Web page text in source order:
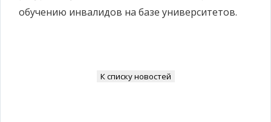
обучению инвалидов на базе университетов.
К списку новостей